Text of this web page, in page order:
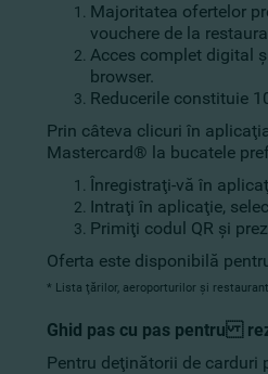
Majoritatea ofertelor
vouchere de la
Acces complet digital
browser.
Reducerile constituie
Prin câteva clicuri în
Mastercard® la bucatele
Înregistraţi-vă în
Intraţi în aplicaţie,
Primiţi codul QR şi
Oferta este disponibilă
* Lista ţărilor, aeroporturilor şi
Ghid pas cu pas pentru
Pentru deţinătorii de carduri